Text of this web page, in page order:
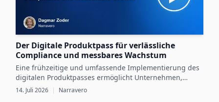
Der Digitale Produktpass für verlässliche
Compliance und messbares Wachstum
Eine frühzeitige und umfassende Implementierung des
digitalen Produktpasses ermöglicht Unternehmen,
gesetzliche Vorgaben zu erfüllen und gleichzeitig durch
digitale Produktdaten messbares Wachstum zu erzielen.
14. Juli 2026 | Narravero